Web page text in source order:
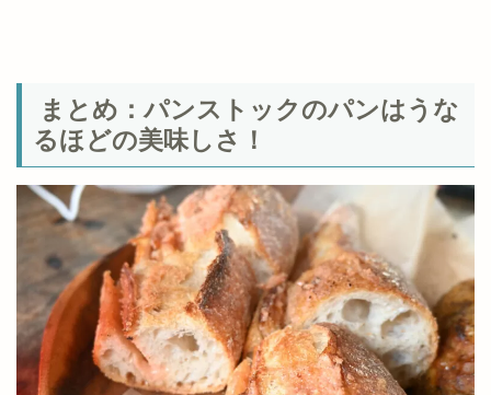
まとめ：パンストックのパンはうな
るほどの美味しさ！